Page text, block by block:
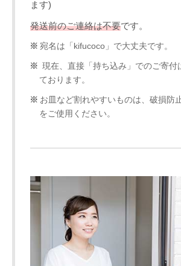
ます)
発送前のご連絡は不要です。
宛名は「kifucoco」で大丈夫です。
現在、直接「持ち込み」でのご寄付
ております。
お皿など割れやすいものは、破損防
をご使用ください。